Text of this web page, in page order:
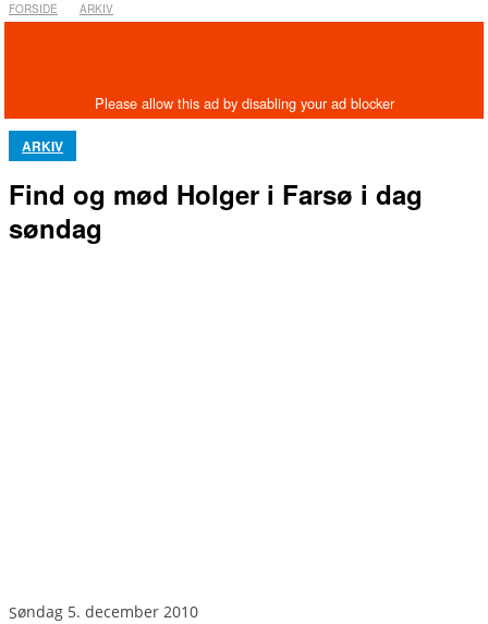
FORSIDE ARKIV
ARKIV
Find og mød Holger i Farsø i dag
søndag
søndag 5. december 2010